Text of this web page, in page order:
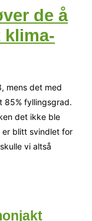
de å
klima-
mens det med
85% fyllingsgrad.
det ikke ble
blitt svindlet for
vi altså